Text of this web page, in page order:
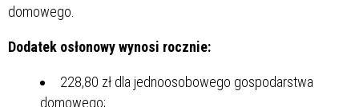
domowego.
Dodatek osłonowy wynosi rocznie:
228,80 zł dla jednoosobowego gospodarstwa
domowego;